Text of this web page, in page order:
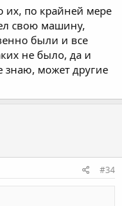
их, по крайней мере
свою машину,
были и все
не было, да и
знаю, может другие
#34